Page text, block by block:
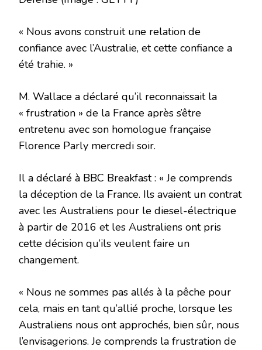
« Nous avons construit une relation de
confiance avec l’Australie, et cette confiance a
été trahie. »
M. Wallace a déclaré qu’il reconnaissait la
« frustration » de la France après s’être
entretenu avec son homologue française
Florence Parly mercredi soir.
Il a déclaré à BBC Breakfast : « Je comprends
la déception de la France. Ils avaient un contrat
avec les Australiens pour le diesel-électrique
à partir de 2016 et les Australiens ont pris
cette décision qu’ils veulent faire un
changement.
« Nous ne sommes pas allés à la pêche pour
cela, mais en tant qu’allié proche, lorsque les
Australiens nous ont approchés, bien sûr, nous
l’envisagerions. Je comprends la frustration de